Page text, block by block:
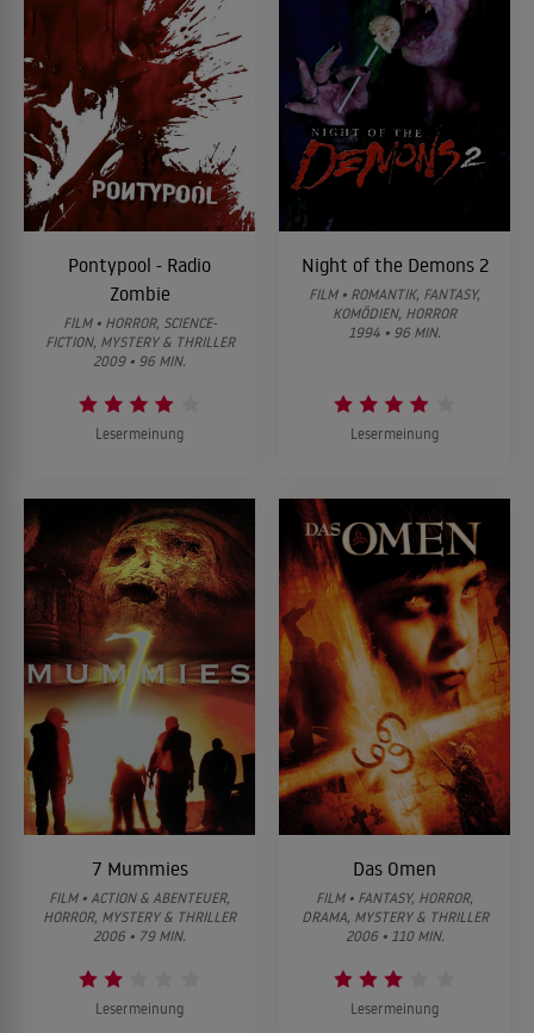
Pontypool - Radio
Zombie
FILM • HORROR, SCIENCE-
FICTION, MYSTERY & THRILLER
2009 • 96 MIN.
Lesermeinung
Night of the Demons 2
FILM • ROMANTIK, FANTASY,
KOMÖDIEN, HORROR
1994 • 96 MIN.
Lesermeinung
7 Mummies
FILM • ACTION & ABENTEUER,
HORROR, MYSTERY & THRILLER
2006 • 79 MIN.
Lesermeinung
Das Omen
FILM • FANTASY, HORROR,
DRAMA, MYSTERY & THRILLER
2006 • 110 MIN.
Lesermeinung